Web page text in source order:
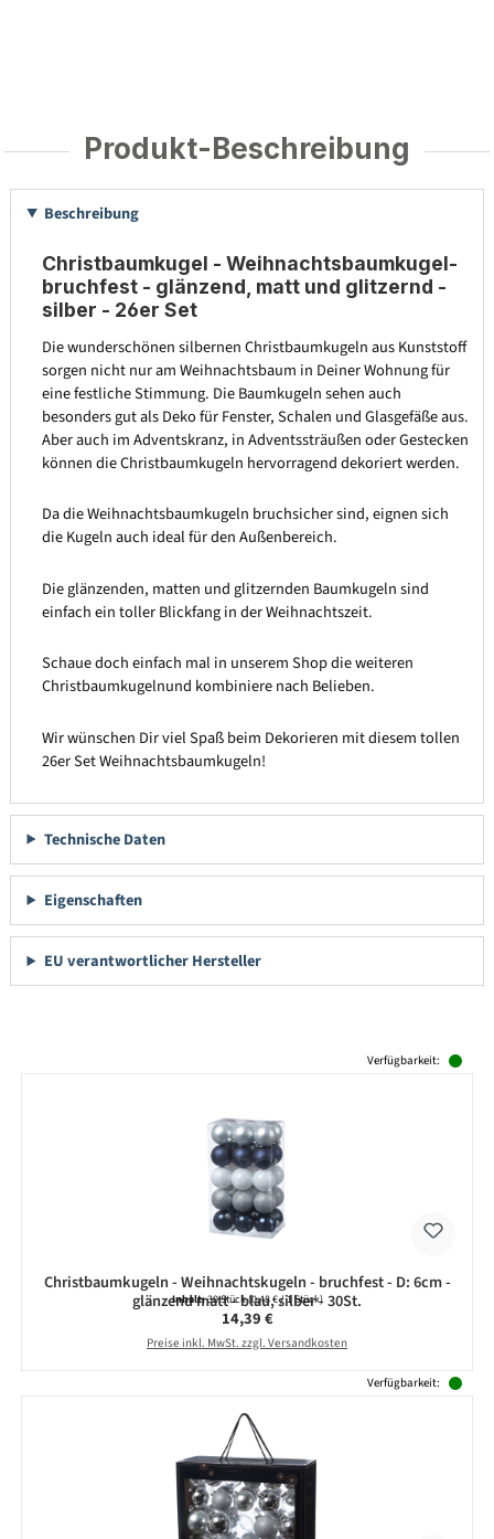
Produkt-Beschreibung
Beschreibung
Christbaumkugel - Weihnachtsbaumkugel-
bruchfest - glänzend, matt und glitzernd -
silber - 26er Set
Die wunderschönen silbernen Christbaumkugeln aus Kunststoff
sorgen nicht nur am Weihnachtsbaum in Deiner Wohnung für
eine festliche Stimmung. Die Baumkugeln sehen auch
besonders gut als Deko für Fenster, Schalen und Glasgefäße aus.
Aber auch im Adventskranz, in Adventssträußen oder Gestecken
können die Christbaumkugeln hervorragend dekoriert werden.
Da die Weihnachtsbaumkugeln bruchsicher sind, eignen sich
die Kugeln auch ideal für den Außenbereich.
Die glänzenden, matten und glitzernden Baumkugeln sind
einfach ein toller Blickfang in der Weihnachtszeit.
Schaue doch einfach mal in unserem Shop die weiteren
Christbaumkugelnund kombiniere nach Belieben.
Wir wünschen Dir viel Spaß beim Dekorieren mit diesem tollen
26er Set Weihnachtsbaumkugeln!
Technische Daten
Eigenschaften
EU verantwortlicher Hersteller
Verfügbarkeit:
Christbaumkugeln - Weihnachtskugeln - bruchfest - D: 6cm -
glänzend matt - blau, silber - 30St.
Inhalt:30 Stück(0,48 € / 1 Stück)
Regulärer Preis:
14,39 €
Preise inkl. MwSt. zzgl. Versandkosten
Verfügbarkeit: